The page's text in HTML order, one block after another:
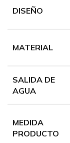
DISEÑO
MATERIAL
SALIDA DE
AGUA
MEDIDA
PRODUCTO